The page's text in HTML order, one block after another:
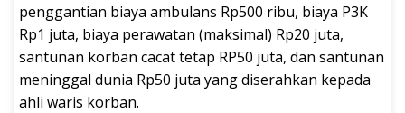
penggantian biaya ambulans Rp500 ribu, biaya P3K
Rp1 juta, biaya perawatan (maksimal) Rp20 juta,
santunan korban cacat tetap RP50 juta, dan santunan
meninggal dunia Rp50 juta yang diserahkan kepada
ahli waris korban.